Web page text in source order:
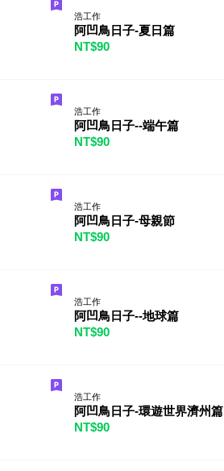
浩工作
阿凹鳥日子-夏日篇
NT$90
浩工作
阿凹鳥日子--端午篇
NT$90
浩工作
阿凹鳥日子-母親節
NT$90
浩工作
阿凹鳥日子--地球篇
NT$90
浩工作
阿凹鳥日子-環遊世界濟州篇
NT$90